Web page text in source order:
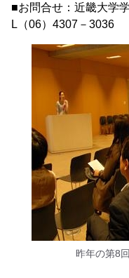
■お問合せ：近畿大
L（06）4307－3036
昨年の第8